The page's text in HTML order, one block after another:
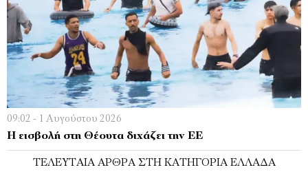
09:02 - 1 Αυγούστου 2026
Η εισβολή στη Θέουτα διχάζει την ΕΕ
ΤΕΛΕΥΤΑΊΑ ΆΡΘΡΑ ΣΤΗ ΚΑΤΗΓΟΡΊΑ ΕΛΛΆΔΑ